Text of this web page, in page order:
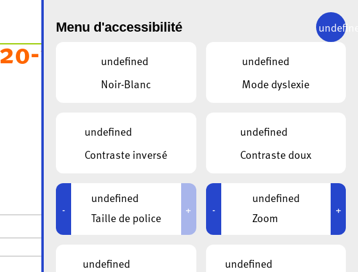
21.07.2026
Menu d'accessibilité
undefined
Noir-Blanc
undefined
Mode dyslexie
undefined
Contraste inversé
undefined
Contraste doux
-
undefined
Taille de police
+ -
undefined
Zoom
+
undefined
undefined